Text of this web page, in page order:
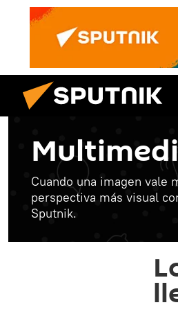
Cuando una imagen vale
perspectiva más visual
Sputnik.